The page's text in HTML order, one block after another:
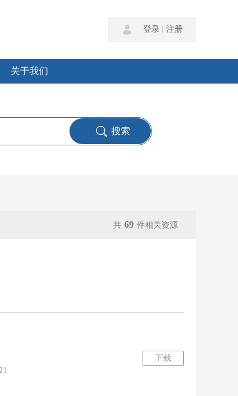
登录 注册
关于我们
共 69 件相关资源
下载